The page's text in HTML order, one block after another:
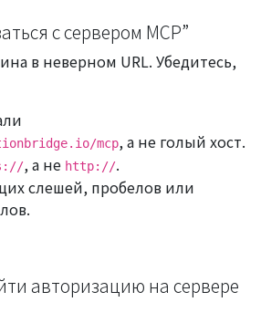
с сервером MCP”
в неверном URL. Убедитесь,
mcp, а не голый хост.
, а не http://.
слешей, пробелов или
авторизацию на сервере